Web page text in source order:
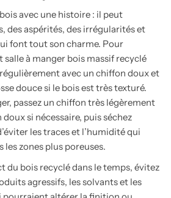
avec une histoire : il peut
des aspérités, des irrégularités et
font tout son charme. Pour
à manger bois massif recyclé
avec un chiffon doux et
douce si le bois est très texturé.
passez un chiffon très légèrement
si nécessaire, puis séchez
les traces et l’humidité qui
zones plus poreuses.
du bois recyclé dans le temps, évitez
agressifs, les solvants et les